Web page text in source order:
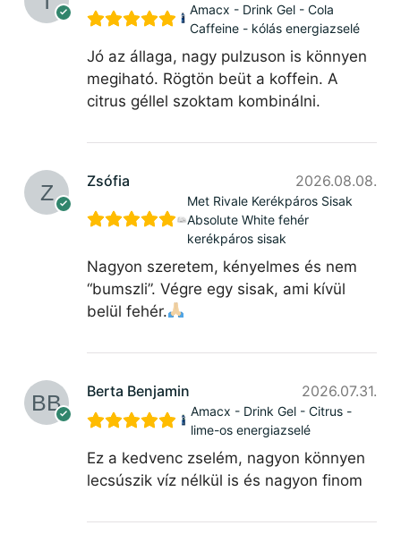
Amacx - Drink Gel - Cola
Caffeine - kólás energiazselé
Jó az állaga, nagy pulzuson is könnyen
megiható. Rögtön beüt a koffein. A
citrus géllel szoktam kombinálni.
Zsófia 2026.08.08.
Met Rivale Kerékpáros Sisak
Absolute White fehér
kerékpáros sisak
Nagyon szeretem, kényelmes és nem
“bumszli”. Végre egy sisak, ami kívül
belül fehér.
Berta Benjamin 2026.07.31.
Amacx - Drink Gel - Citrus -
lime-os energiazselé
Ez a kedvenc zselém, nagyon könnyen
lecsúszik víz nélkül is és nagyon finom